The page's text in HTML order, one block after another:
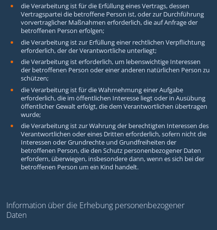
die Verarbeitung ist für die Erfüllung eines Vertrags, dessen
Vertragspartei die betroffene Person ist, oder zur Durchführung
vorvertraglicher Maßnahmen erforderlich, die auf Anfrage der
betroffenen Person erfolgen;
die Verarbeitung ist zur Erfüllung einer rechtlichen Verpflichtung
erforderlich, der der Verantwortliche unterliegt;
die Verarbeitung ist erforderlich, um lebenswichtige Interessen
der betroffenen Person oder einer anderen natürlichen Person zu
schützen;
die Verarbeitung ist für die Wahrnehmung einer Aufgabe
erforderlich, die im öffentlichen Interesse liegt oder in Ausübung
öffentlicher Gewalt erfolgt, die dem Verantwortlichen übertragen
wurde;
die Verarbeitung ist zur Wahrung der berechtigten Interessen des
Verantwortlichen oder eines Dritten erforderlich, sofern nicht die
Interessen oder Grundrechte und Grundfreiheiten der
betroffenen Person, die den Schutz personenbezogener Daten
erfordern, überwiegen, insbesondere dann, wenn es sich bei der
betroffenen Person um ein Kind handelt.
Information über die Erhebung personenbezogener
Daten